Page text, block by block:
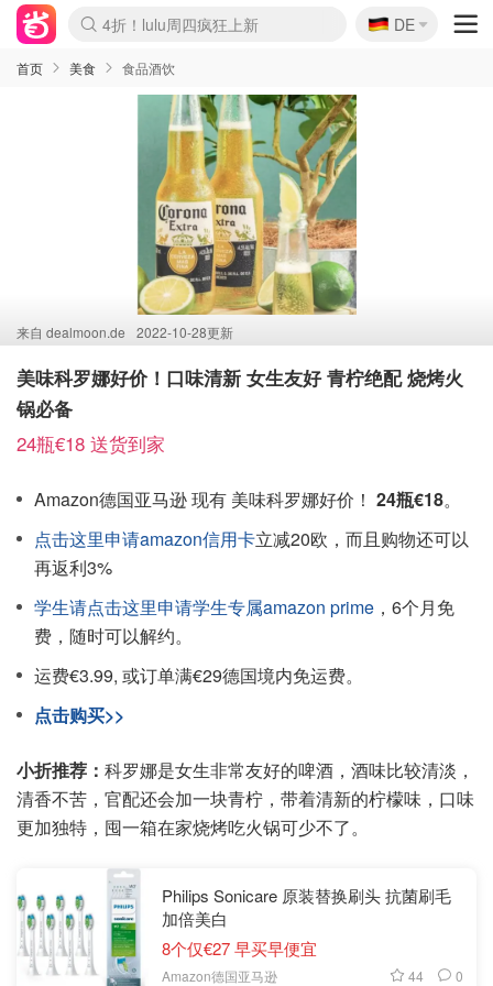
Boticinal 夏促开抢！
4折！lulu周四疯狂上新
还没结束！&OtherStories大促
Joybuy变相75折 随时失效
速领！Stanley独家85折
疑似霸哥！Camper额外叠85折
Zalando 奥莱闪促！每日更新
Moncler反季囤！5折起+叠9折
Coach Brooklyn仅€192
🇩🇪
DE
首页 美食 食品酒饮
来自 dealmoon.de 2022-10-28更新
美味科罗娜好价！口味清新 女生友好 青柠绝配 烧烤火
锅必备
24瓶€18 送货到家
Amazon德国亚马逊 现有 美味科罗娜好价！ 24瓶€18。
点击这里申请amazon信用卡立减20欧，而且购物还可以
再返利3%
学生请点击这里申请学生专属amazon prime ，6个月免
费，随时可以解约。
运费€3.99, 或订单满€29德国境内免运费。
点击购买>>
小折推荐： 科罗娜是女生非常友好的啤酒，酒味比较清淡，
清香不苦，官配还会加一块青柠，带着清新的柠檬味，口味
更加独特，囤一箱在家烧烤吃火锅可少不了。
Philips Sonicare 原装替换刷头 抗菌刷毛
加倍美白
8个仅€27 早买早便宜
Amazon德国亚马逊 44 0